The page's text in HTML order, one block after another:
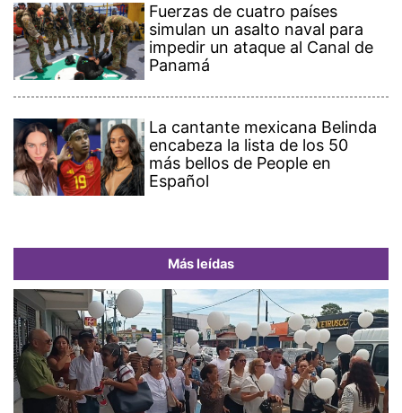
Fuerzas de cuatro países
simulan un asalto naval para
impedir un ataque al Canal de
Panamá
La cantante mexicana Belinda
encabeza la lista de los 50
más bellos de People en
Español
Más leídas